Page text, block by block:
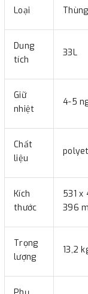
Loại
Dung
tích
33L
Giữ
nhiệt
4-5
Chất
liệu
Kích
thước
531
396
Trọng
lượng
13,2